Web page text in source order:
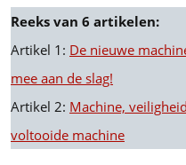
Reeks van 6 artikelen:
Artikel 1: De nieuwe
mee aan de slag!
Artikel 2: Machine,
voltooide machine